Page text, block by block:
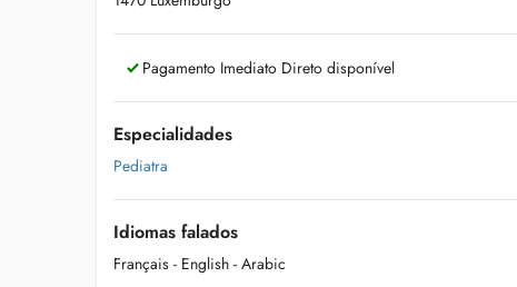
Pagamento Imediato Direto disponível
Especialidades
Pediatra
Idiomas falados
Français - English - Arabic